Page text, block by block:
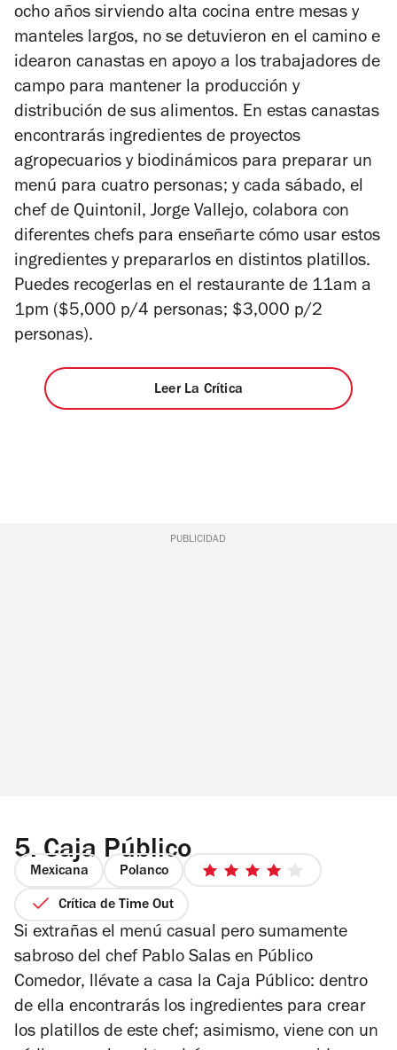
ocho años sirviendo alta cocina entre mesas y
manteles largos, no se detuvieron en el camino e
idearon canastas en apoyo a los trabajadores de
campo para mantener la producción y
distribución de sus alimentos. En estas canastas
encontrarás ingredientes de proyectos
agropecuarios y biodinámicos para preparar un
menú para cuatro personas; y cada sábado, el
chef de Quintonil, Jorge Vallejo, colabora con
diferentes chefs para enseñarte cómo usar estos
ingredientes y prepararlos en distintos platillos.
Puedes recogerlas en el restaurante de 11am a
1pm ($5,000 p/4 personas; $3,000 p/2
personas).
Leer La Crítica
PUBLICIDAD
5. Caja Público
Mexicana Polanco
4
Crítica de Time Out
Si extrañas el menú casual pero sumamente
sabroso del chef Pablo Salas en Público
Comedor, llévate a casa la Caja Público: dentro
de ella encontrarás los ingredientes para crear
los platillos de este chef; asimismo, viene con un